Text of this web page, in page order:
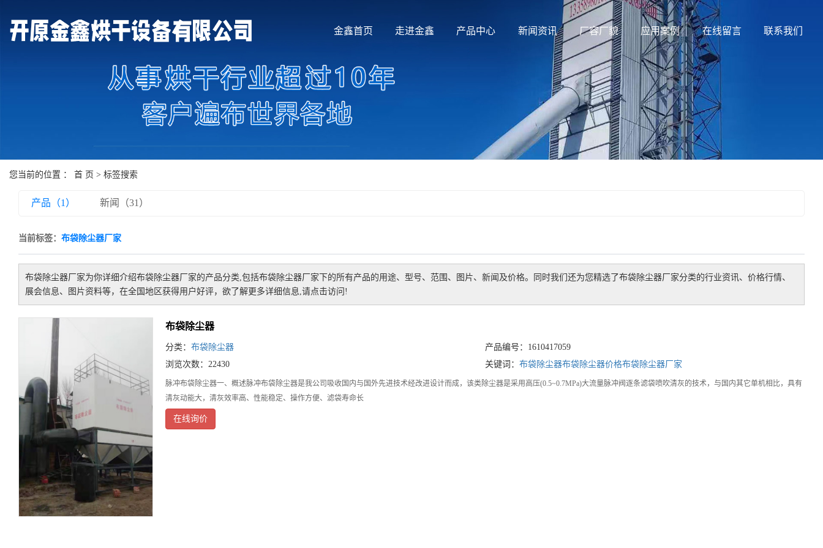
金鑫首页 走进金鑫 产品中心 新闻资讯 厂容厂貌 应用案例 在线留言 联系我们
您当前的位置 ： 首 页 > 标签搜索
产品（1） 新闻（31）
当前标签： 布袋除尘器厂家
布袋除尘器厂家为你详细介绍布袋除尘器厂家的产品分类,包括布袋除尘器厂家 下的所有产品的用途、型号、范围、图片、新闻及价格。同时我们还为您精选了布袋除尘器厂家分类的行业资讯、价格行情、
展会信息、图片资料等，在全国地区获得用户好评，欲了解更多详细信息,请点击访问!
布袋除尘器
分类： 布袋除尘器
产品编号：1610417059
浏览次数：22430
关键词： 布袋除尘器布袋除尘器价格布袋除尘器厂家
脉冲布袋除尘器一、概述脉冲布袋除尘器是我公司吸收国内与国外先进技术经改进设计而成，该类除尘器是采用高压(0.5~0.7MPa)大流量脉冲阀逐条滤袋喷吹清灰的技术，与国内其它单机相比，具有
清灰动能大，清灰效率高、性能稳定、操作方便、滤袋寿命长
在线询价